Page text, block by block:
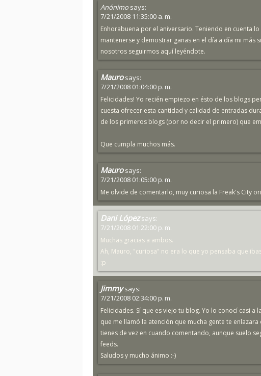
Anónimo says:
7/21/2008 11:35:00 a. m.
Enhorabuena por el aniversario. Teniendo en cuenta
mantenerse y demostrar ganas en el día a día mi más
nosotros seguirmos aquí leyéndote.
Mauro says:
7/21/2008 01:04:00 p. m.
Felicidades! Yo recién empiezo en ésto de los blogs
cuesta ofrecer esta cantidad y calidad de entradas
de los primeros blogs (por no decir el primero) que
Que cumpla muchos más.
Mauro says:
7/21/2008 01:05:00 p. m.
Me olvide de comentarlo, muy curiosa la Freak's City
Dani López says:
7/21/2008 01:22:00 p. m.
Muchas gracias a ambos.
Ah, Mauro, "curiosa" no era lo que yo pensaba que
:p
Jimmy says:
7/21/2008 02:34:00 p. m.
Felicidades. Sí que es viejo tu blog. Yo lo conocí casi a
que me llamó la atención que mucha gente te
tienes de vez en cuando comentando, aunque suelo
feeds.
Saludos y mucho ánimo :-)